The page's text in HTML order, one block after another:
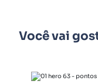
Você vai